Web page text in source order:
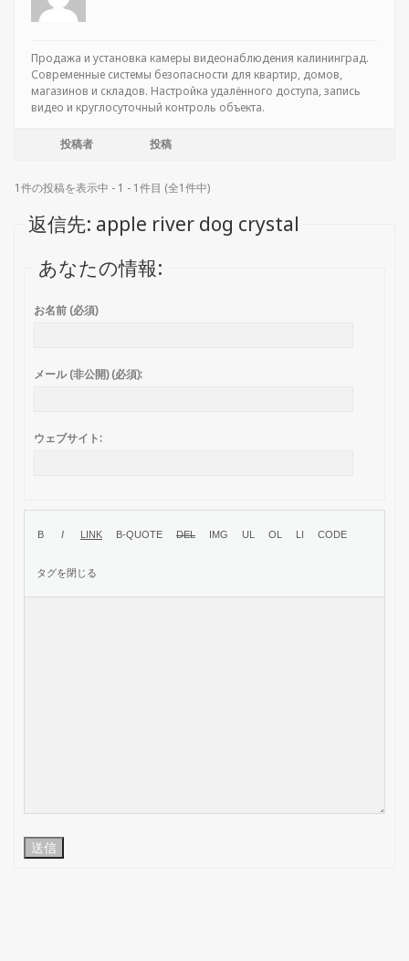
Продажа и установка камеры видеонаблюдения калининград.
Современные системы безопасности для квартир, домов,
магазинов и складов. Настройка удалённого доступа, запись
видео и круглосуточный контроль объекта.
投稿者 投稿
1件の投稿を表示中 - 1 - 1件目 (全1件中)
返信先: apple river dog crystal
あなたの情報:
お名前 (必須)
メール (非公開) (必須):
ウェブサイト:
送信